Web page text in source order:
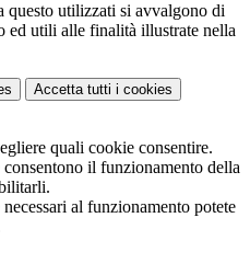
questo utilizzati si avvalgono di
ed utili alle finalità illustrate nella
Accetta tutti i cookies
quali cookie consentire.
il funzionamento della
al funzionamento potete